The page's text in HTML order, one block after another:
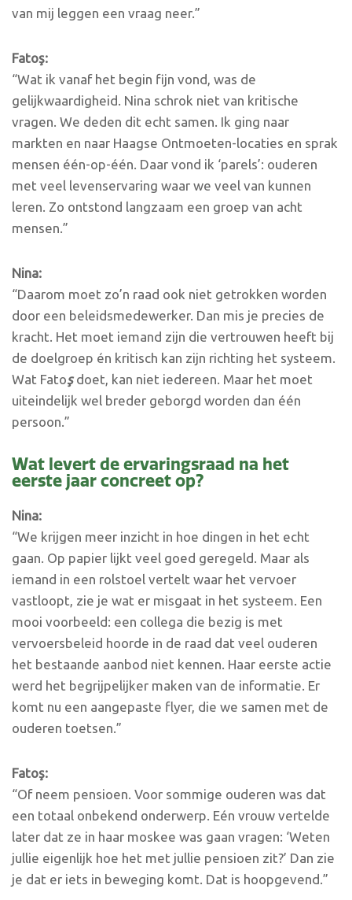
van mij leggen een vraag neer.”
Fatoş:
“Wat ik vanaf het begin fijn vond, was de
gelijkwaardigheid. Nina schrok niet van kritische
vragen. We deden dit echt samen. Ik ging naar
markten en naar Haagse Ontmoeten-locaties en sprak
mensen één-op-één. Daar vond ik ‘parels’: ouderen
met veel levenservaring waar we veel van kunnen
leren. Zo ontstond langzaam een groep van acht
mensen.”
Nina:
“Daarom moet zo’n raad ook niet getrokken worden
door een beleidsmedewerker. Dan mis je precies de
kracht. Het moet iemand zijn die vertrouwen heeft bij
de doelgroep én kritisch kan zijn richting het systeem.
Wat Fatoşdoet, kan niet iedereen. Maar het moet
uiteindelijk wel breder geborgd worden dan één
persoon.”
Wat levert de ervaringsraad na het
eerste jaar concreet op?
Nina:
“We krijgen meer inzicht in hoe dingen in het echt
gaan. Op papier lijkt veel goed geregeld. Maar als
iemand in een rolstoel vertelt waar het vervoer
vastloopt, zie je wat er misgaat in het systeem. Een
mooi voorbeeld: een collega die bezig is met
vervoersbeleid hoorde in de raad dat veel ouderen
het bestaande aanbod niet kennen. Haar eerste actie
werd het begrijpelijker maken van de informatie. Er
komt nu een aangepaste flyer, die we samen met de
ouderen toetsen.”
Fatoş:
“Of neem pensioen. Voor sommige ouderen was dat
een totaal onbekend onderwerp. Eén vrouw vertelde
later dat ze in haar moskee was gaan vragen: ‘Weten
jullie eigenlijk hoe het met jullie pensioen zit?’ Dan zie
je dat er iets in beweging komt. Dat is hoopgevend.”